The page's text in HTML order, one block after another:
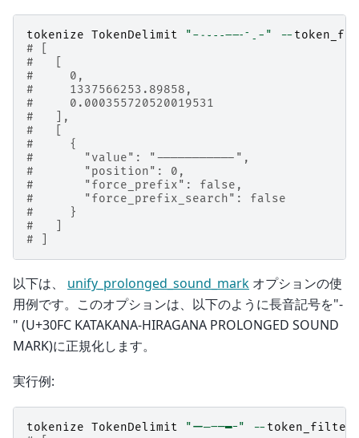
tokenize TokenDelimit "-˗֊‐‑‒–⁃⁻₋−" --
# [
#   [
#     0,
#     1337566253.89858,
#     0.000355720520019531
#   ],
#   [
#     {
#       "value": "-----------",
#       "position": 0,
#       "force_prefix": false,
#       "force_prefix_search": false
#     }
#   ]
# ]
以下は、 unify_prolonged_sound_mark オプションの使
用例です。このオプションは、以下のように長音記号を"-
" (U+30FC KATAKANA-HIRAGANA PROLONGED SOUND
MARK)に正規化します。
実行例:
tokenize TokenDelimit "ー—―─━ｰ" --